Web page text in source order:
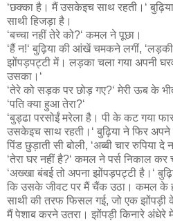
‘छक्का है। मैं उसकेइच साथ रहती।‘
साथी हिजड़ा है।
‘बच्चा नहीं तेरे को?‘ कमल ने पूछा।
‘हैं न!‘ बुढ़िया की आंखें चमकने लगीं, ‘लड़की
झोंपड़पट्टी में। लड़का चला गया अपनी
उसका।‘
‘तेरे को सड़क पर छोड़ गए?‘ मेरी ऊब के
‘पति क्या हुआ तेरा?‘
‘बुड्ढा परसोईं मरेला है। पी के कट गया
उसकेइच साथ रहती।‘ बुढ़िया ने फिर अपने
पिंड छुड़ाती सी बोली, ‘अब्बी चार रुपिया दे
‘तेरा घर नहीं है?‘ कमल ने पर्स निकाल कर
‘अख्खा बंबई तो अपना झोंपड़पट्टी है।‘
कि उसके जीवट पर मैं चैंक उठा। कमल के
साथी की तरफ फिसल गई, जो एक झोंपड़ी के
मैं पेशाब करने उतरा। झोंपड़ी किनारे अंधेरे